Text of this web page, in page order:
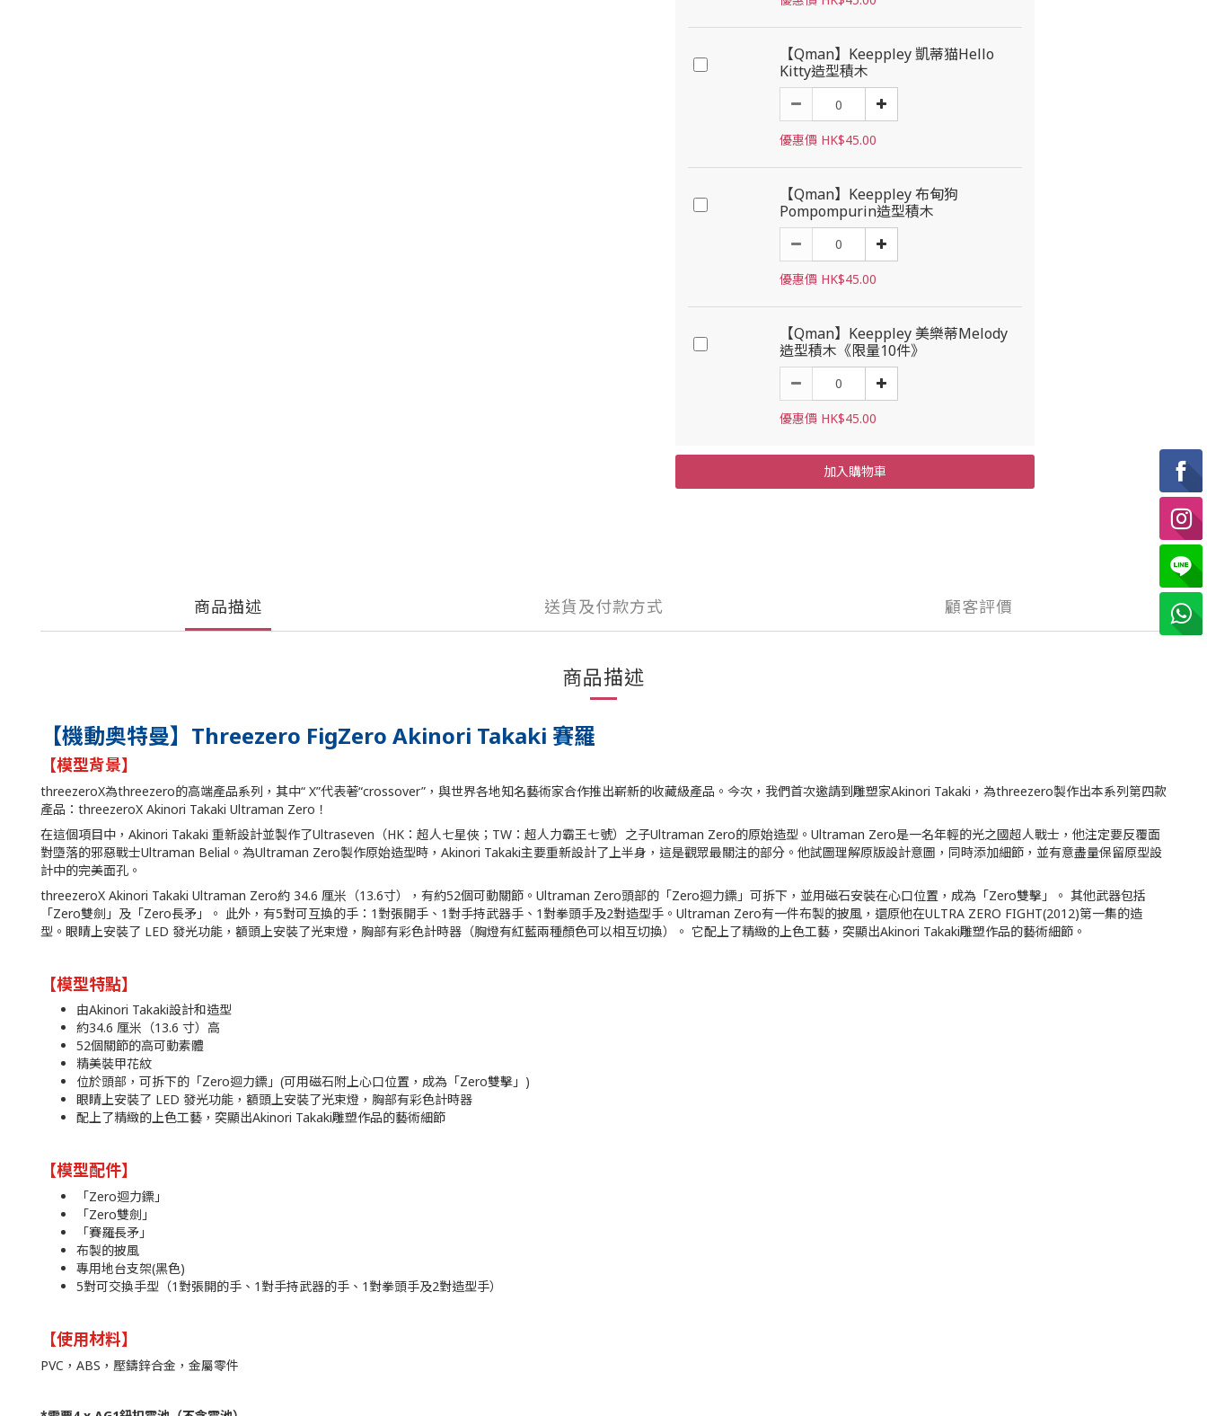
【Qman】Keeppley 凱蒂猫Hello
Kitty造型積木
優惠價 HK$45.00
【Qman】Keeppley 布甸狗
Pompompurin造型積木
優惠價 HK$45.00
【Qman】Keeppley 美樂蒂Melody
造型積木《限量10件》
優惠價 HK$45.00
加入購物車
商品描述 送貨及付款方式 顧客評價
商品描述
【機動奥特曼】 Threezero FigZero Akinori Takaki 賽羅
【模型背景】
threezeroX為threezero的高端產品系列，其中“ X”代表著“crossover”，與世界各地知名藝術家合作推出嶄新的收藏級產品。今次，我們首次邀請到雕塑家Akinori Takaki，為threezero製作出本系列第四款
產品：threezeroX Akinori Takaki Ultraman Zero！
在這個項目中，Akinori Takaki 重新設計並製作了Ultraseven（HK：超人七星俠；TW：超人力霸王七號）之子Ultraman Zero的原始造型。Ultraman Zero是一名年輕的光之國超人戰士，他注定要反覆面
對墮落的邪惡戰士Ultraman Belial。為Ultraman Zero製作原始造型時，Akinori Takaki主要重新設計了上半身，這是觀眾最關注的部分。他試圖理解原版設計意圖，同時添加細節，並有意盡量保留原型設
計中的完美面孔。
threezeroX Akinori Takaki Ultraman Zero約 34.6 厘米（13.6寸），有約52個可動關節。Ultraman Zero頭部的「Zero迴力鏢」可拆下，並用磁石安裝在心口位置，成為「Zero雙擊」。 其他武器包括
「Zero雙劍」及「Zero長矛」。 此外，有5對可互換的手：1對張開手、1對手持武器手、1對拳頭手及2對造型手。Ultraman Zero有一件布製的披風，還原他在ULTRA ZERO FIGHT(2012)第一集的造
型。眼睛上安裝了 LED 發光功能，額頭上安裝了光束燈，胸部有彩色計時器（胸燈有紅藍兩種顏色可以相互切換）。 它配上了精緻的上色工藝，突顯出Akinori Takaki雕塑作品的藝術細節。
【模型特點】
由Akinori Takaki設計和造型
約34.6 厘米（13.6 寸）高
52個關節的高可動素體
精美裝甲花紋
位於頭部，可拆下的「Zero迴力鏢」(可用磁石附上心口位置，成為「Zero雙擊」)
眼睛上安裝了 LED 發光功能，額頭上安裝了光束燈，胸部有彩色計時器
配上了精緻的上色工藝，突顯出Akinori Takaki雕塑作品的藝術細節
【模型配件】
「Zero迴力鏢」
「Zero雙劍」
「賽羅長矛」
布製的披風
專用地台支架(黑色)
5對可交換手型（1對張開的手、1對手持武器的手、1對拳頭手及2對造型手）
【使用材料】
PVC，ABS，壓鑄鋅合金，金屬零件